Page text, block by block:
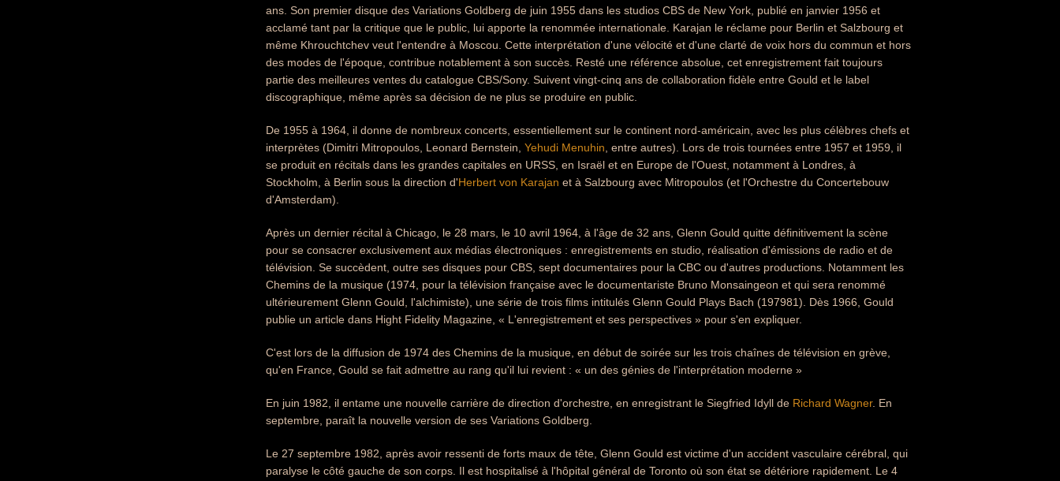
ans. Son premier disque des Variations Goldberg de juin 1955 dans les studios CBS de New York, publié en janvier 1956 et
acclamé tant par la critique que le public, lui apporte la renommée internationale. Karajan le réclame pour Berlin et Salzbourg et
même Khrouchtchev veut l'entendre à Moscou. Cette interprétation d'une vélocité et d'une clarté de voix hors du commun et hors
des modes de l'époque, contribue notablement à son succès. Resté une référence absolue, cet enregistrement fait toujours
partie des meilleures ventes du catalogue CBS/Sony. Suivent vingt-cinq ans de collaboration fidèle entre Gould et le label
discographique, même après sa décision de ne plus se produire en public.
De 1955 à 1964, il donne de nombreux concerts, essentiellement sur le continent nord-américain, avec les plus célèbres chefs et
interprètes (Dimitri Mitropoulos, Leonard Bernstein, Yehudi Menuhin , entre autres). Lors de trois tournées entre 1957 et 1959, il
se produit en récitals dans les grandes capitales en URSS, en Israël et en Europe de l'Ouest, notamment à Londres, à
Stockholm, à Berlin sous la direction d'Herbert von Karajan et à Salzbourg avec Mitropoulos (et l'Orchestre du Concertebouw
d'Amsterdam).
Après un dernier récital à Chicago, le 28 mars, le 10 avril 1964, à l'âge de 32 ans, Glenn Gould quitte définitivement la scène
pour se consacrer exclusivement aux médias électroniques : enregistrements en studio, réalisation d'émissions de radio et de
télévision. Se succèdent, outre ses disques pour CBS, sept documentaires pour la CBC ou d'autres productions. Notamment les
Chemins de la musique (1974, pour la télévision française avec le documentariste Bruno Monsaingeon et qui sera renommé
ultérieurement Glenn Gould, l'alchimiste), une série de trois films intitulés Glenn Gould Plays Bach (197981). Dès 1966, Gould
publie un article dans Hight Fidelity Magazine, « L'enregistrement et ses perspectives » pour s'en expliquer.
C'est lors de la diffusion de 1974 des Chemins de la musique, en début de soirée sur les trois chaînes de télévision en grève,
qu'en France, Gould se fait admettre au rang qu'il lui revient : « un des génies de l'interprétation moderne »
En juin 1982, il entame une nouvelle carrière de direction d'orchestre, en enregistrant le Siegfried Idyll de Richard Wagner. En
septembre, paraît la nouvelle version de ses Variations Goldberg.
Le 27 septembre 1982, après avoir ressenti de forts maux de tête, Glenn Gould est victime d'un accident vasculaire cérébral, qui
paralyse le côté gauche de son corps. Il est hospitalisé à l'hôpital général de Toronto où son état se détériore rapidement. Le 4